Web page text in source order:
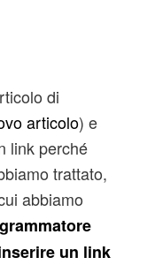
di
articolo) e
link perché
trattato,
abbiamo
un link